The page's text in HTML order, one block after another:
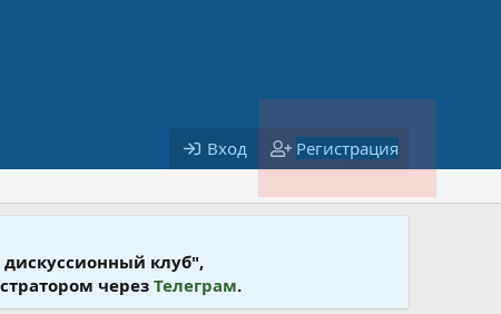
Вход Регистрация
клуб",
через Телеграм.